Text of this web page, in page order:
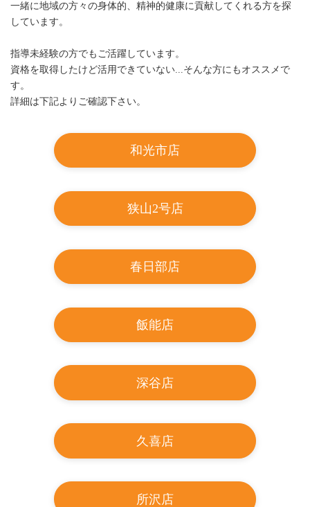
一緒に地域の方々の身体的、精神的健康に貢献してくれる方を探
しています。
指導未経験の方でもご活躍しています。
資格を取得したけど活用できていない...そんな方にもオススメで
す。
詳細は下記よりご確認下さい。
和光市店
狭山2号店
春日部店
飯能店
深谷店
久喜店
所沢店